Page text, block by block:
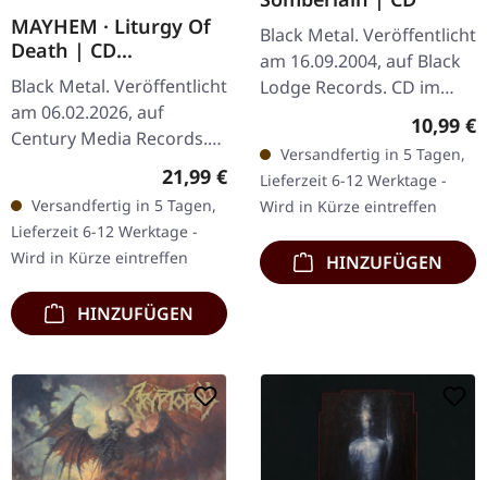
MAYHEM · Liturgy Of
Death | CD
MEDIABOOK
Black Metal. Veröffentlicht
am 06.02.2026, auf
Century Media Records.
CD im noblen Mediabook
mit 28-seitigem Booklet
und Bonus-Song, kommt
im Schuber…
Regulärer Preis:
21,99 €
Versandfertig in 5 Tagen,
Lieferzeit 6-12 Werktage -
Wird in Kürze eintreffen
HINZUFÜGEN
Black Metal. Veröffentlicht
am 16.09.2004, auf Black
Lodge Records. CD im
Jewelcase, Re-Release auf
Black Lodge, Remastered.
"The Somberlain", das…
10,99 €
Versandfertig in 5 Tagen,
Lieferzeit 6-12 Werktage -
Wird in Kürze eintreffen
HINZUFÜGEN